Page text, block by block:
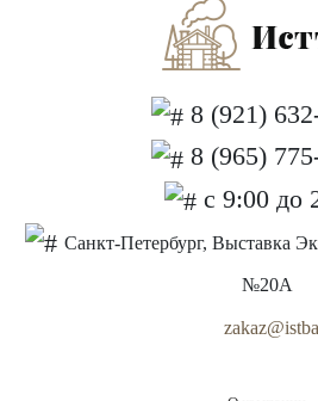
8 (921)
8 (965)
с 9:00 до
Санкт-Петербург, Выставка
№20А